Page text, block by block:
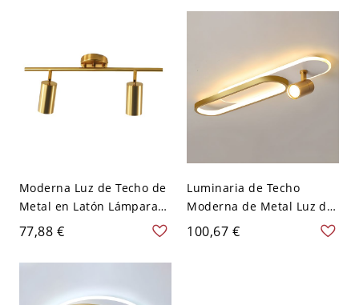
Dorado 110 A 120 V 2
Moderna Luz de Techo de
Metal en Latón Lámpara
de Riel de Cilindros para
Sala de Estar - Latón 110
A 120 V 2
77,88 €
Luminaria de Techo
Moderna de Metal Luz de
Riel LED de Columnas
para Salón - Dorado 110 A
100,67 €